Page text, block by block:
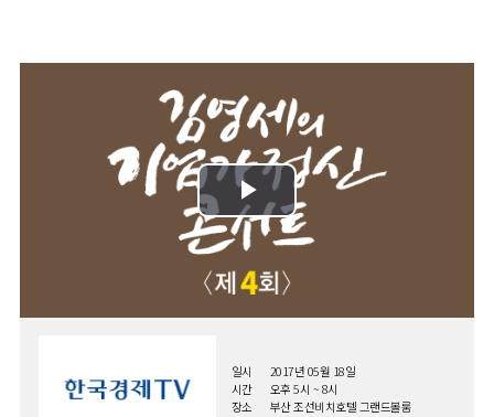
일시
2017년 05월 18일
시간
오후 5시 ~ 8시
장소
부산 조선비치호텔 그랜드볼룸